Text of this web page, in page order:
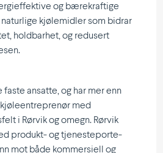
og bærekraftige
naturlige kjøle­midler som bidrar
holdbarhet, og redusert
faste ansatte, og har mer enn
med
i Rørvik og omegn. Rørvik
produkt- og tjeneste­por­te­
mot både kommer­siell og